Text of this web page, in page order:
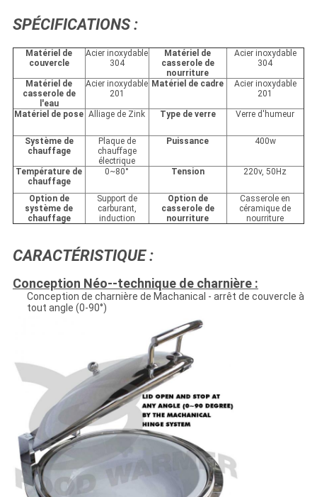
SPÉCIFICATIONS :
Matériel de
couvercle
Acier inoxydable
304
Matériel de
casserole de
nourriture
Acier inoxydable
304
Matériel de
casserole de
l'eau
Acier inoxydable
201
Matériel de cadre
Acier inoxydable
201
Matériel de pose Alliage de Zink Type de verre Verre d'humeur
Système de
chauffage
Plaque de
chauffage
électrique
Puissance 400w
Température de
chauffage
0~80° Tension 220v, 50Hz
Option de
système de
chauffage
Support de
carburant,
induction
Option de
casserole de
nourriture
Casserole en
céramique de
nourriture
CARACTÉRISTIQUE :
Conception Néo--technique de charnière :
Conception de charnière de Machanical - arrêt de couvercle à
tout angle (0-90°)